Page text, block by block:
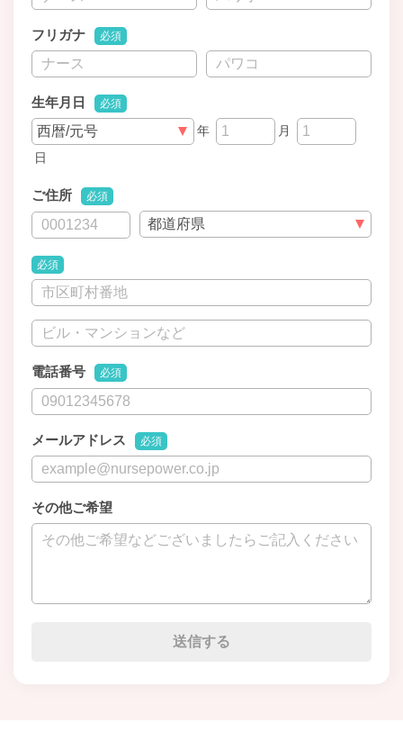
フリガナ 必須
生年月日 必須
年
月
日
ご住所 必須
必須
電話番号 必須
メールアドレス 必須
その他ご希望